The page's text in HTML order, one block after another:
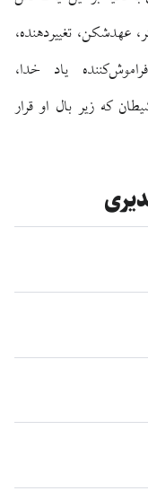
عهدشکن، تغییردهنده،
یاد خدا،
که زیر بال او قرار